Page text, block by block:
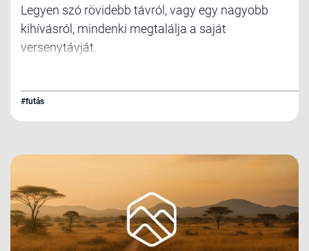
Legyen szó rövidebb távról, vagy egy nagyobb
kihívásról, mindenki megtalálja a saját
versenytávját.
#futás